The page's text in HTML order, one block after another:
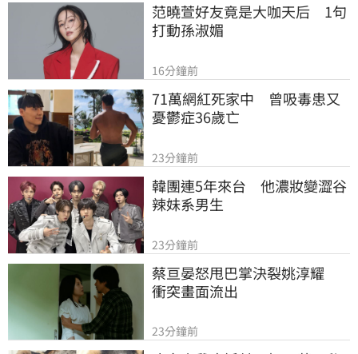
范曉萱好友竟是大咖天后　1句
打動孫淑媚
16分鐘前
71萬網紅死家中　曾吸毒患又
憂鬱症36歲亡
23分鐘前
韓團連5年來台　他濃妝變澀谷
辣妹系男生
23分鐘前
蔡亘晏怒甩巴掌決裂姚淳耀
衝突畫面流出
23分鐘前